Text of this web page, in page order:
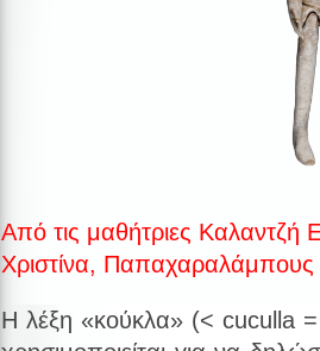
Από τις μαθήτριες Καλαντζή
Χριστίνα,
Η λέξη «κούκλα» (< cuculla